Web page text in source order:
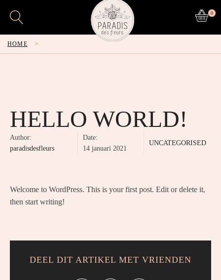
0
HOME >
HELLO WORLD!
Author:
paradisdesfleurs
Date:
14 januari 2021
UNCATEGORISED
Welcome to WordPress. This is your first post. Edit or delete it,
then start writing!
DEEL DIT ARTIKEL MET VRIENDEN